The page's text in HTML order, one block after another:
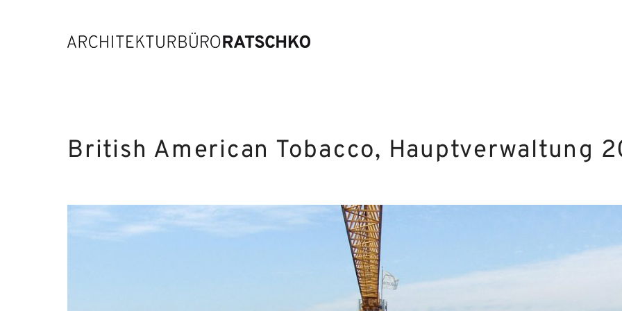
British American Tobacco, Hauptverwaltung